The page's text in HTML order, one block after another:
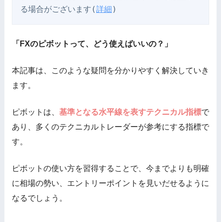
る場合がございます(詳細 )
「FXのピボットって、どう使えばいいの？」
本記事は、このような疑問を分かりやすく解決していき
ます。
ピボットは、 基準となる水平線を表すテクニカル指標で
あり、多くのテクニカルトレーダーが参考にする指標で
す。
ピボットの使い方を習得することで、今までよりも明確
に相場の勢い、エントリーポイントを見いだせるように
なるでしょう。